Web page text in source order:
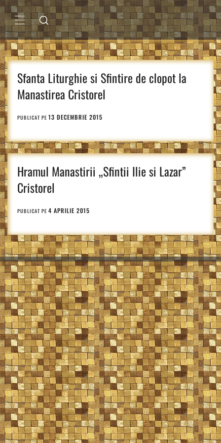
Sari
la
conținutMENIU
PRINCIPAL
Sfanta Liturghie si Sfintire de clopot la
Manastirea Cristorel
PUBLICAT PE 13 DECEMBRIE 2015
Hramul Manastirii „Sfintii Ilie si Lazar”
Cristorel
PUBLICAT PE 4 APRILIE 2015